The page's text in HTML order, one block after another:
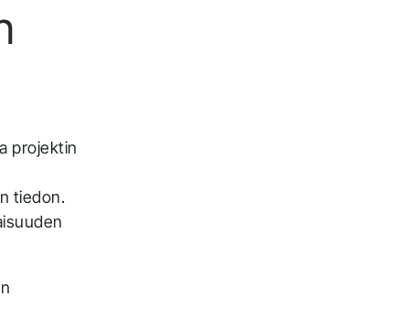
projektin
tiedon.